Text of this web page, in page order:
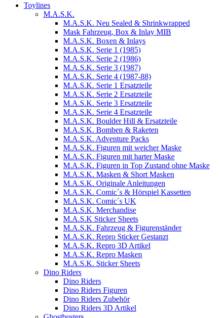
Toylines
M.A.S.K.
M.A.S.K. Neu Sealed & Shrinkwrapped
Mask Fahrzeug, Box & Inlay MIB
M.A.S.K. Boxen & Inlays
M.A.S.K. Serie 1 (1985)
M.A.S.K. Serie 2 (1986)
M.A.S.K. Serie 3 (1987)
M.A.S.K. Serie 4 (1987-88)
M.A.S.K. Serie 1 Ersatzteile
M.A.S.K. Serie 2 Ersatzteile
M.A.S.K. Serie 3 Ersatzteile
M.A.S.K. Serie 4 Ersatzteile
M.A.S.K. Boulder Hill & Ersatzteile
M.A.S.K. Bomben & Raketen
M.A.S.K. Adventure Packs
M.A.S.K. Figuren mit weicher Maske
M.A.S.K. Figuren mit harter Maske
M.A.S.K. Figuren in Top Zustand ohne Maske
M.A.S.K. Masken & Short Masken
M.A.S.K. Originale Anleitungen
M.A.S.K. Comic´s & Hörspiel Kassetten
M.A.S.K. Comic´s UK
M.A.S.K. Merchandise
M.A.S.K Sticker Sheets
M.A.S.K. Fahrzeug & Figurenständer
M.A.S.K. Repro Sticker Gestanzt
M.A.S.K. Repro 3D Artikel
M.A.S.K. Repro Masken
M.A.S.K. Sticker Sheets
Dino Riders
Dino Riders
Dino Riders Figuren
Dino Riders Zubehör
Dino Riders 3D Artikel